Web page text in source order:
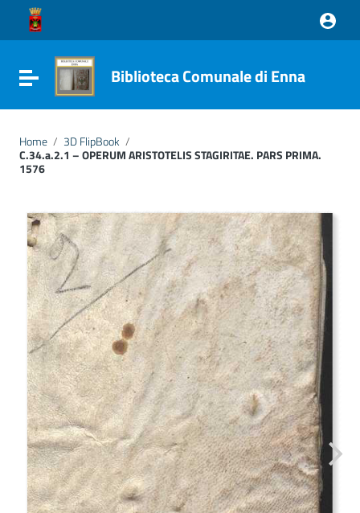
Vai ai contenuti
Vai al menu di navigazione
Vai al footer
Attiva / disattiva la navigazione
Biblioteca Comunale di Enna
Home / 3D FlipBook /
C.34.a.2.1 – OPERUM ARISTOTELIS STAGIRITAE. PARS PRIMA.
1576